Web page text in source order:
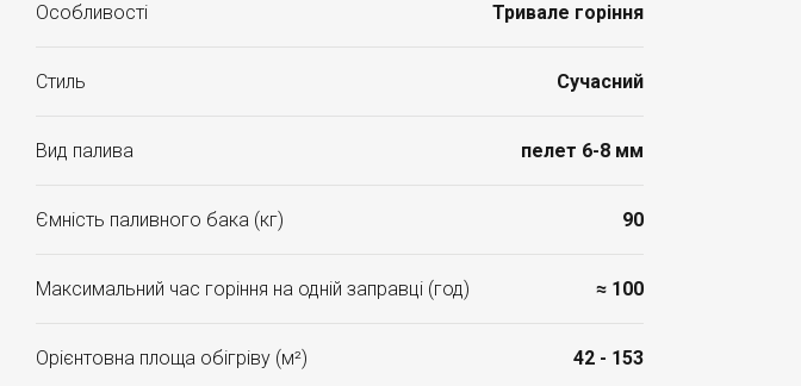
Особливості Тривале горіння
Стиль Сучасний
Вид палива пелет 6-8 мм
Ємність паливного бака (кг) 90
Максимальний час горіння на одній заправці (год) ≈ 100
Орієнтовна площа обігріву (м²) 42 - 153